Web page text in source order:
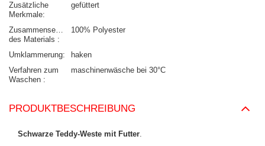
Zusätzliche
Merkmale
gefüttert
Zusammensetzung
des Materials
100% Polyester
Umklammerung
haken
Verfahren zum
Waschen
maschinenwäsche bei 30°C
PRODUKTBESCHREIBUNG
Schwarze Teddy-Weste mit Futter